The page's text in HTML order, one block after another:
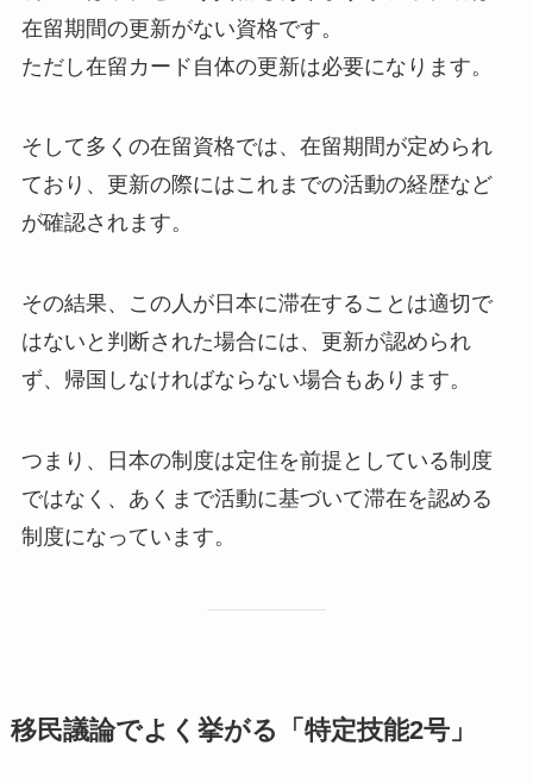
在留期間の更新がない資格です。
ただし在留カード自体の更新は必要になります。
そして多くの在留資格では、在留期間が定められ
ており、更新の際にはこれまでの活動の経歴など
が確認されます。
その結果、この人が日本に滞在することは適切で
はないと判断された場合には、更新が認められ
ず、帰国しなければならない場合もあります。
つまり、日本の制度は定住を前提としている制度
ではなく、あくまで活動に基づいて滞在を認める
制度になっています。
移民議論でよく挙がる「特定技能2号」